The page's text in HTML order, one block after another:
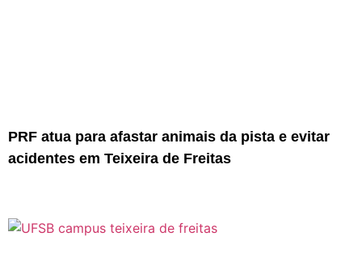
PRF atua para afastar animais da pista e evitar
acidentes em Teixeira de Freitas